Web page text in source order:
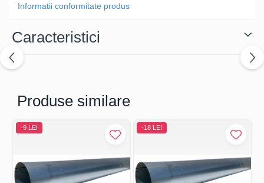
Informatii conformitate produs
Caracteristici
Produse similare
-9 LEI -18 LEI